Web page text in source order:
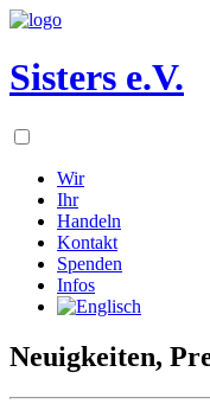
Sisters e.V.
Wir
Ihr
Handeln
Kontakt
Spenden
Infos
Neuigkeiten,